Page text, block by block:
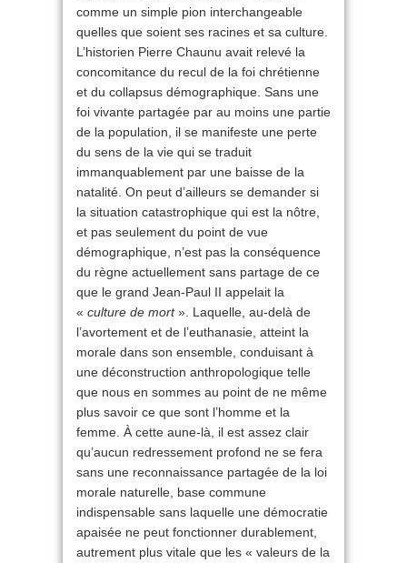
comme un simple pion interchangeable
quelles que soient ses racines et sa culture.
L’historien Pierre Chaunu avait relevé la
concomitance du recul de la foi chrétienne
et du collapsus démographique. Sans une
foi vivante partagée par au moins une partie
de la population, il se manifeste une perte
du sens de la vie qui se traduit
immanquablement par une baisse de la
natalité. On peut d’ailleurs se demander si
la situation catastrophique qui est la nôtre,
et pas seulement du point de vue
démographique, n’est pas la conséquence
du règne actuellement sans partage de ce
que le grand Jean-Paul II appelait la
« culture de mort». Laquelle, au-delà de
l’avortement et de l’euthanasie, atteint la
morale dans son ensemble, conduisant à
une déconstruction anthropologique telle
que nous en sommes au point de ne même
plus savoir ce que sont l’homme et la
femme. À cette aune-là, il est assez clair
qu’aucun redressement profond ne se fera
sans une reconnaissance partagée de la loi
morale naturelle, base commune
indispensable sans laquelle une démocratie
apaisée ne peut fonctionner durablement,
autrement plus vitale que les « valeurs de la